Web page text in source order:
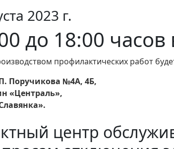
2023 г.
до 18:00 часов
профилактических работ
Поручикова №4А, 4Б,
«Централь»,
центр